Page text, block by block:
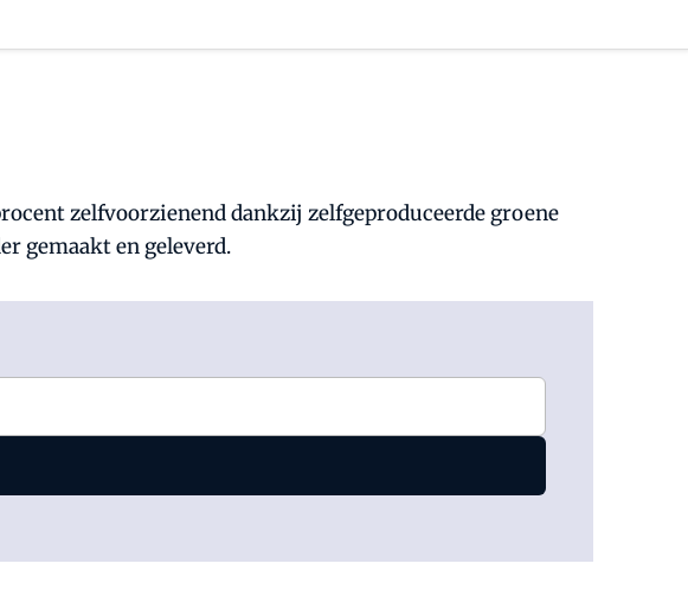
zelfvoorzienend dankzij zelfgeproduceerde groene
gemaakt en geleverd.